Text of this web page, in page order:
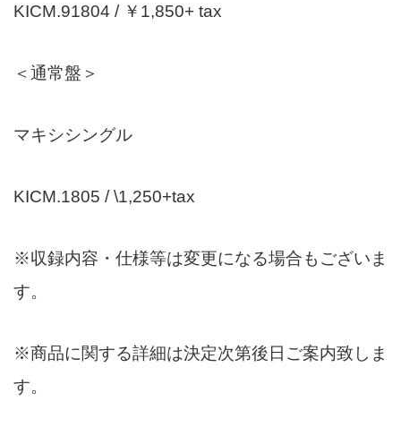
KICM.91804 / ￥1,850+ tax
＜通常盤＞
マキシシングル
KICM.1805 / \1,250+tax
※収録内容・仕様等は変更になる場合もございま
す。
※商品に関する詳細は決定次第後日ご案内致しま
す。